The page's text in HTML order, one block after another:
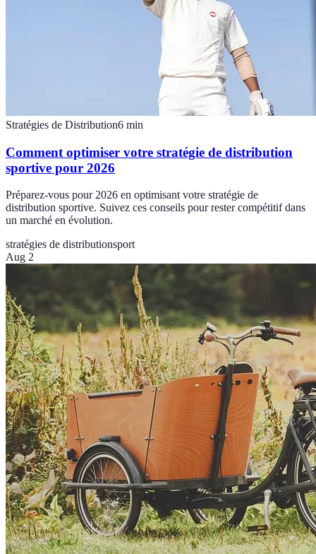
Stratégies de Distribution6 min
Comment optimiser votre stratégie de distribution
sportive pour 2026
Préparez-vous pour 2026 en optimisant votre stratégie de
distribution sportive. Suivez ces conseils pour rester compétitif dans
un marché en évolution.
stratégies de distributionsport
Aug 2